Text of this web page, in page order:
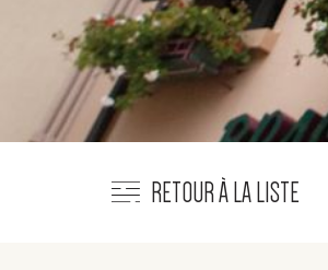
RETOUR À LA LISTE